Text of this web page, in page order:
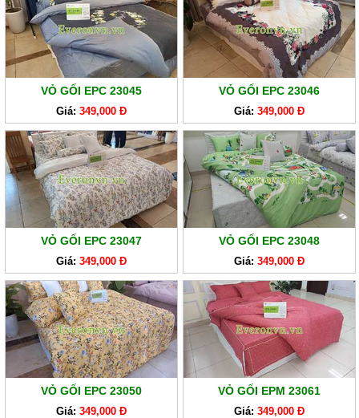
CHĂN
GA
EVERONLITE
SẢN
PHẨM
LẺ
SẢN
PHẨM
KHÁC
VỎ GỐI EPC 23045
Giá: 349,000 Đ
VỎ GỐI EPC 23046
Giá: 349,000 Đ
VỎ GỐI EPC 23047
Giá: 349,000 Đ
VỎ GỐI EPC 23048
Giá: 349,000 Đ
VỎ GỐI EPC 23050
Giá: 349,000 Đ
VỎ GỐI EPM 23061
Giá: 349,000 Đ